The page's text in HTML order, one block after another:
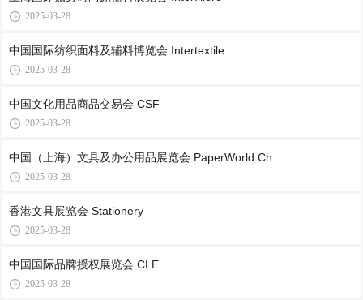
2025-03-28
中国国际纺织面料及辅料博览会 Intertextile
2025-03-28
中国文化用品商品交易会 CSF
2025-03-28
中国（上海）文具及办公用品展览会 PaperWorld Ch
2025-03-28
香港文具展览会 Stationery
2025-03-28
中国国际品牌授权展览会 CLE
2025-03-28